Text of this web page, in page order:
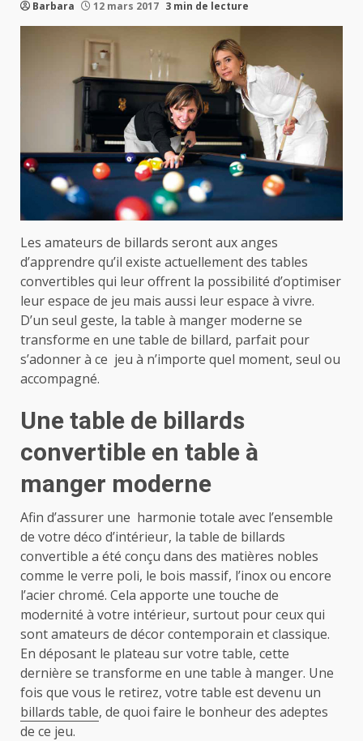
Barbara 12 mars 2017 3 min de lecture
Les amateurs de billards seront aux anges
d’apprendre qu’il existe actuellement des tables
convertibles qui leur offrent la possibilité d’optimiser
leur espace de jeu mais aussi leur espace à vivre.
D’un seul geste, la table à manger moderne se
transforme en une table de billard, parfait pour
s’adonner à ce jeu à n’importe quel moment, seul ou
accompagné.
Une table de billards
convertible en table à
manger moderne
Afin d’assurer une harmonie totale avec l’ensemble
de votre déco d’intérieur, la table de billards
convertible a été conçu dans des matières nobles
comme le verre poli, le bois massif, l’inox ou encore
l’acier chromé. Cela apporte une touche de
modernité à votre intérieur, surtout pour ceux qui
sont amateurs de décor contemporain et classique.
En déposant le plateau sur votre table, cette
dernière se transforme en une table à manger. Une
fois que vous le retirez, votre table est devenu un
billards table, de quoi faire le bonheur des adeptes
de ce jeu.